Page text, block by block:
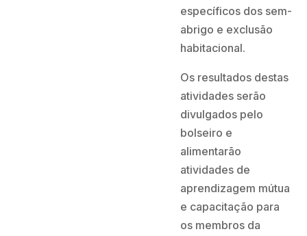
específicos dos sem-
abrigo e exclusão
habitacional.
Os resultados destas
atividades serão
divulgados pelo
bolseiro e
alimentarão
atividades de
aprendizagem mútua
e capacitação para
os membros da